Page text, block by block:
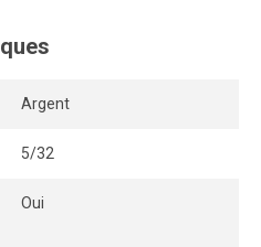
est réutilisable et résiste
et une étanchéité durable.
le retrait du tube sans
et une déconnexion
Argent
5/32
Oui